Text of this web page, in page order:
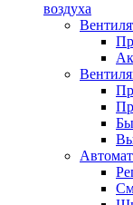
воздуха